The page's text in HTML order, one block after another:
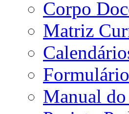
Corpo
Matriz
Manual